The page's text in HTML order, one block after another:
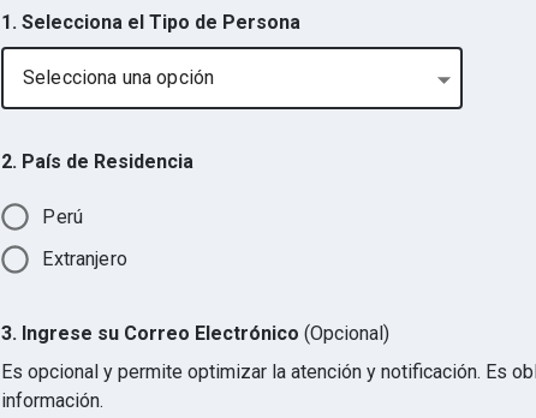
1. Selecciona el Tipo de Persona
Selecciona una opción
2. País de Residencia
Perú
Extranjero
3. Ingrese su Correo Electrónico (Opcional)
Es opcional y permite optimizar la atención y notificación. Es
información.